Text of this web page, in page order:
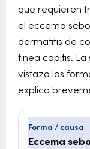
que requieren
el eccema
dermatitis de
tinea capitis.
vistazo las
explica
Eccema